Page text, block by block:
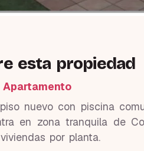
esta propiedad
Apartamento
nuevo con piscina
en zona tranquila de
por planta.